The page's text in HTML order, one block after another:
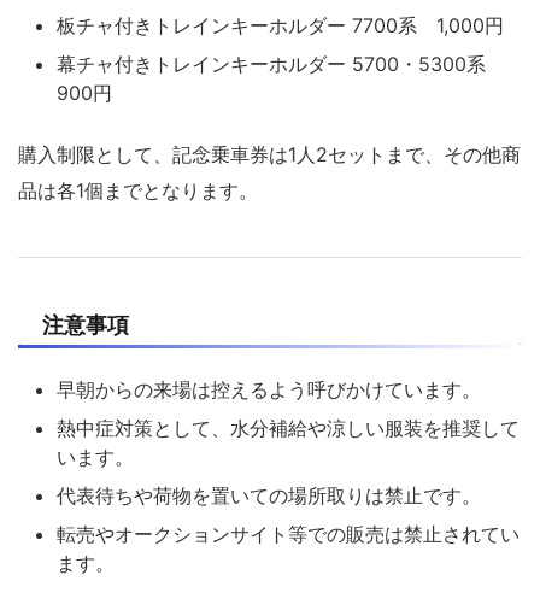
板チャ付きトレインキーホルダー 7700系 1,000円
幕チャ付きトレインキーホルダー 5700・5300系
900円
購入制限として、記念乗車券は1人2セットまで、その他商
品は各1個までとなります。
注意事項
早朝からの来場は控えるよう呼びかけています。
熱中症対策として、水分補給や涼しい服装を推奨して
います。
代表待ちや荷物を置いての場所取りは禁止です。
転売やオークションサイト等での販売は禁止されてい
ます。